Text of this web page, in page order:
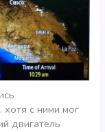
с ними мог
двигатель